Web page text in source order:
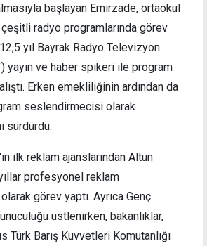
başlayan Emirzade, ortaokul
çeşitli radyo programlarında görev
yıl Bayrak Radyo Televizyon
yayın ve haber spikeri ile program
Erken emekliliğinin ardından da
seslendirmecisi olarak
sürdürdü.
ilk reklam ajanslarından Altun
profesyonel reklam
görev yaptı. Ayrıca Genç
üstlenirken, bakanlıklar,
Türk Barış Kuvvetleri Komutanlığı